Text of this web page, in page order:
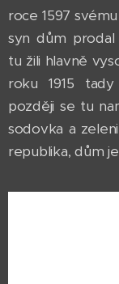
roce 1597
syn dům
tu žili hlavně
roku 1915
později se tu
sodovka a
republika, dům